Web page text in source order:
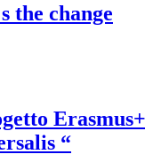
the change
“